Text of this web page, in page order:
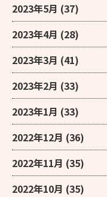
2023年5月 (37)
2023年4月 (28)
2023年3月 (41)
2023年2月 (33)
2023年1月 (33)
2022年12月 (36)
2022年11月 (35)
2022年10月 (35)